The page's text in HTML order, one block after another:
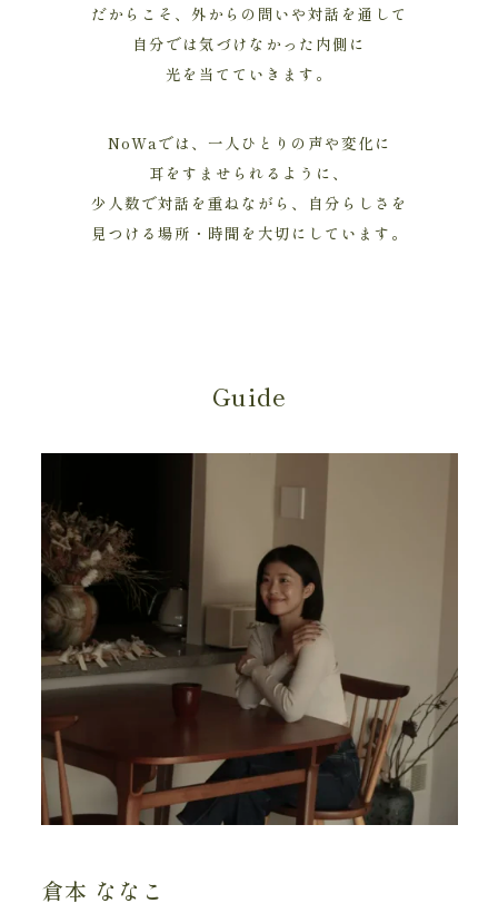
だからこそ、外からの問いや対話を通して
自分では気づけなかった内側に
光を当てていきます。
NoWaでは、一人ひとりの声や変化に
耳をすませられるように、
少人数で対話を重ねながら、自分らしさを
見つける場所・時間を大切にしています。
Guide
倉本 ななこ